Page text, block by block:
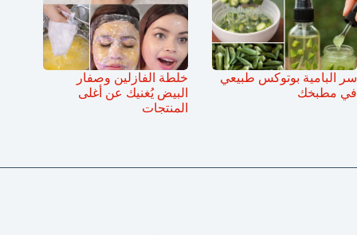
سر البامية بوتوكس طبيعي
في مطبخك
خلطة الفازلين وصفار
البيض يُغنيك عن أغلى
المنتجات